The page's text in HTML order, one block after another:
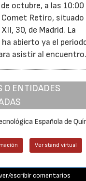
octubre, a las 10:00
Comet Retiro, situado
30, de Madrid. La
abierto ya el
asistir al encuentro.
O ENTIDADES
Española de
Ver stand virtual
escribir comentarios